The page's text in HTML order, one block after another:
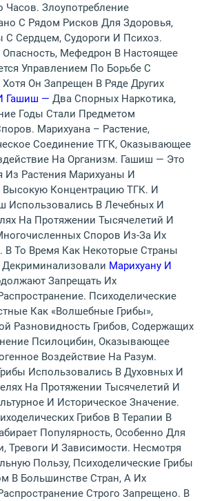
Часов. Злоупотребление
С Рядом Рисков Для Здоровья,
Сердцем, Судороги И Психоз.
Мефедрон В Настоящее
Управлением По Борьбе С
Он Запрещен В Ряде Других
Гашиш — Два Спорных Наркотика,
Годы Стали Предметом
Марихуана – Растение,
Соединение ТГК, Оказывающее
На Организм. Гашиш — Это
Из Растения Марихуаны И
Концентрацию ТГК. И
Использовались В Лечебных И
На Протяжении Тысячелетий И
Споров Из-За Их
В То Время Как Некоторые Страны
Марихуану И
Запрещать Их
Психоделические
Как «Волшебные Грибы»,
Разновидность Грибов, Содержащих
Псилоцибин, Оказывающее
Воздействие На Разум.
Использовались В Духовных И
На Протяжении Тысячелетий И
И Историческое Значение.
Грибов В Терапии В
Популярность, Особенно Для
Тревоги И Зависимости. Несмотря
Пользу, Психоделические Грибы
В Большинстве Стран, А Их
Строго Запрещено. В